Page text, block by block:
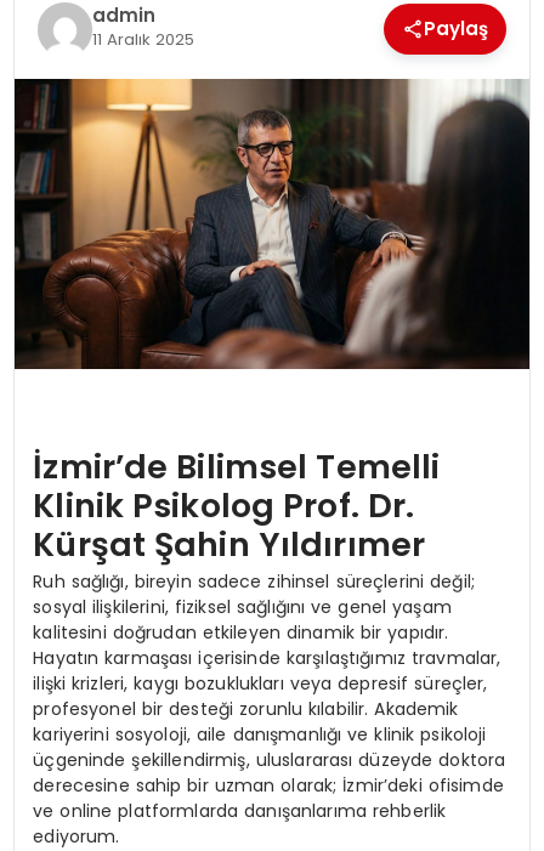
admin
11 Aralık 2025 Paylaş
İzmir’de Bilimsel Temelli
Klinik Psikolog Prof. Dr.
Kürşat Şahin Yıldırımer
Ruh sağlığı, bireyin sadece zihinsel süreçlerini değil;
sosyal ilişkilerini, fiziksel sağlığını ve genel yaşam
kalitesini doğrudan etkileyen dinamik bir yapıdır.
Hayatın karmaşası içerisinde karşılaştığımız travmalar,
ilişki krizleri, kaygı bozuklukları veya depresif süreçler,
profesyonel bir desteği zorunlu kılabilir. Akademik
kariyerini sosyoloji, aile danışmanlığı ve klinik psikoloji
üçgeninde şekillendirmiş, uluslararası düzeyde doktora
derecesine sahip bir uzman olarak; İzmir’deki ofisimde
ve online platformlarda danışanlarıma rehberlik
ediyorum.